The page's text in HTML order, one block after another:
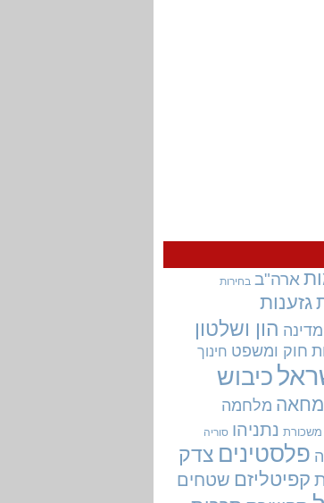
ארה"ב בחירות
גזענות
הון ושלטון
חוק ומשפט חינוך
כיבוש
מחאה מלחמה
משכורת נתניהו סוריה
פלסטינים צדק
קפיטליזם שטחים